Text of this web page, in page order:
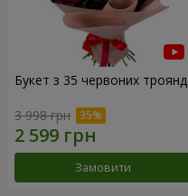
Букет з 35 червоних троянд
3 998 грн
Замовити